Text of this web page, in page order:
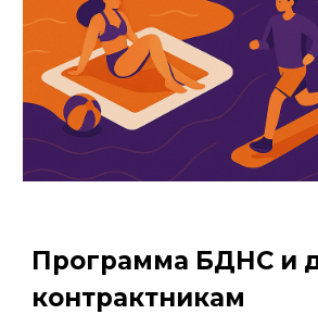
Программа БДНС и
контрактникам